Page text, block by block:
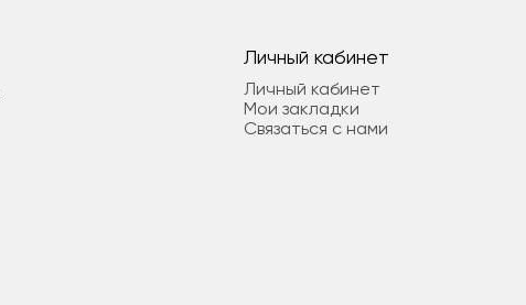
Личный кабинет
Личный кабинет
Мои закладки
Связаться с нами